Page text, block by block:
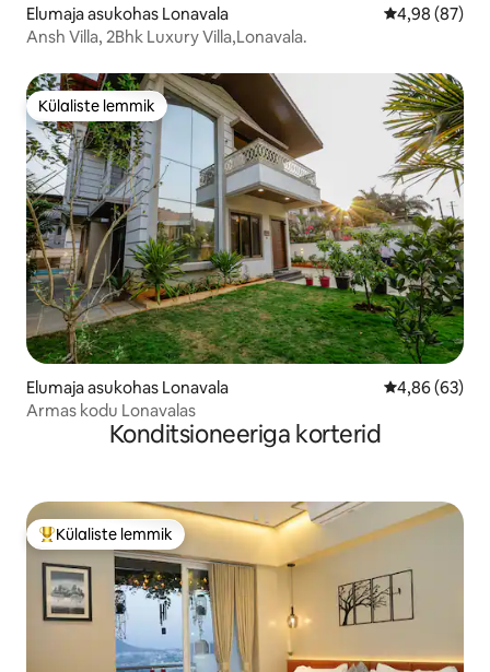
Elumaja asukohas Lonavala Keskmine
4,98 (87)
Ansh Villa, 2Bhk Luxury Villa,Lonavala.
Külaliste lemmik
Külaliste lemmik
Elumaja asukohas Lonavala Keskmine
4,86 (63)
Armas kodu Lonavalas
Konditsioneeriga korterid
Külaliste suur lemmik
Külaliste lemmik